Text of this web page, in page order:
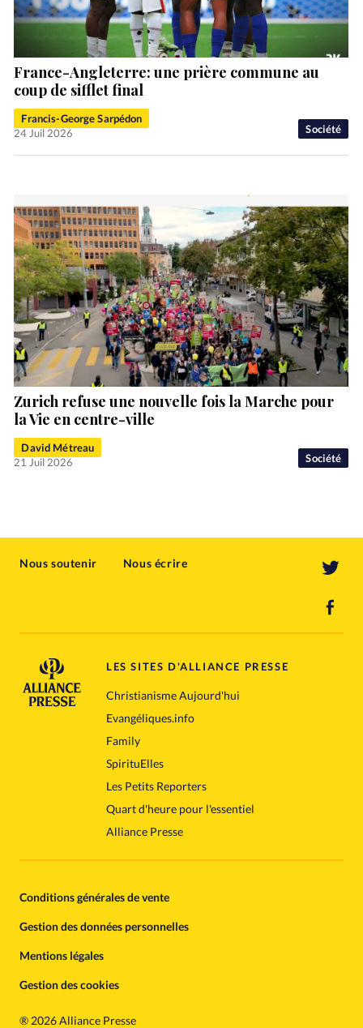
Société
France-Angleterre: une prière commune au
coup de sifflet final
Francis-George Sarpédon
24 Juil 2026
Société
Zurich refuse une nouvelle fois la Marche pour
la Vie en centre-ville
David Métreau
21 Juil 2026
Nous soutenir Nous écrire
LES SITES D'ALLIANCE PRESSE
Christianisme Aujourd'hui
Evangéliques.info
Family
SpirituElles
Les Petits Reporters
Quart d'heure pour l'essentiel
Alliance Presse
Conditions générales de vente
Gestion des données personnelles
Mentions légales
Gestion des cookies
® 2026 Alliance Presse